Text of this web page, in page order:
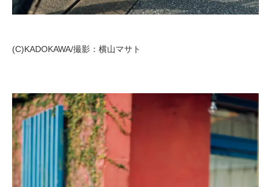
(C)KADOKAWA/撮影：横山マサト